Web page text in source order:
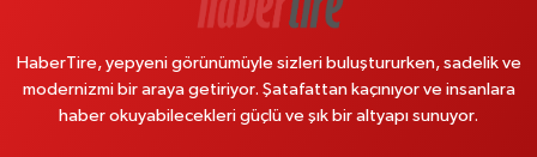
HaberTire, yepyeni görünümüyle sizleri buluştururken, sadelik ve
modernizmi bir araya getiriyor. Şatafattan kaçınıyor ve insanlara
haber okuyabilecekleri güçlü ve şık bir altyapı sunuyor.